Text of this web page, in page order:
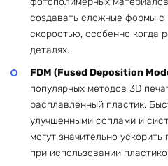
создавать сложные формы с
скоростью, особенно когда
деталях.
FDM (Fused Deposition
популярных методов 3D
расплавленный пластик.
улучшенными соплами и
могут значительно
при использовании